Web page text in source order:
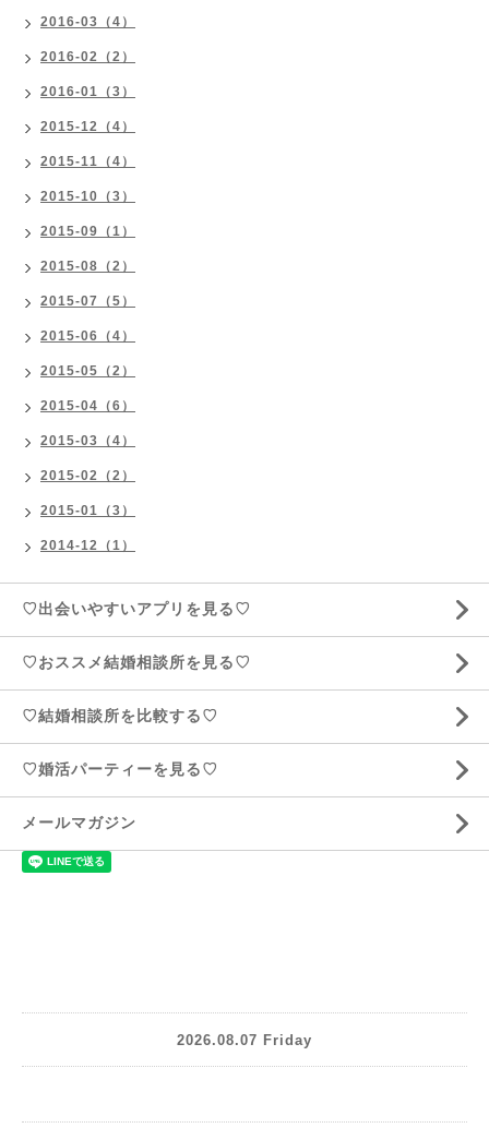
2016-03（4）
2016-02（2）
2016-01（3）
2015-12（4）
2015-11（4）
2015-10（3）
2015-09（1）
2015-08（2）
2015-07（5）
2015-06（4）
2015-05（2）
2015-04（6）
2015-03（4）
2015-02（2）
2015-01（3）
2014-12（1）
♡出会いやすいアプリを見る♡
♡おススメ結婚相談所を見る♡
♡結婚相談所を比較する♡
♡婚活パーティーを見る♡
メールマガジン
2026.08.07 Friday